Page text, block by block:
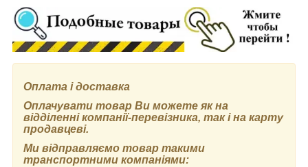
Оплата і доставка
Оплачувати товар Ви можете як на
відділенні компанії-перевізника, так і на карту
продавцеві.
Ми відправляємо товар такими
транспортними компаніями: